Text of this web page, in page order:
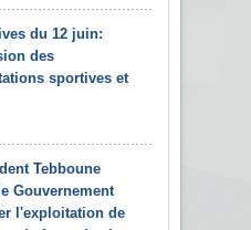
du 12 juin:
des
sportives et
Tebboune
Gouvernement
l'exploitation de